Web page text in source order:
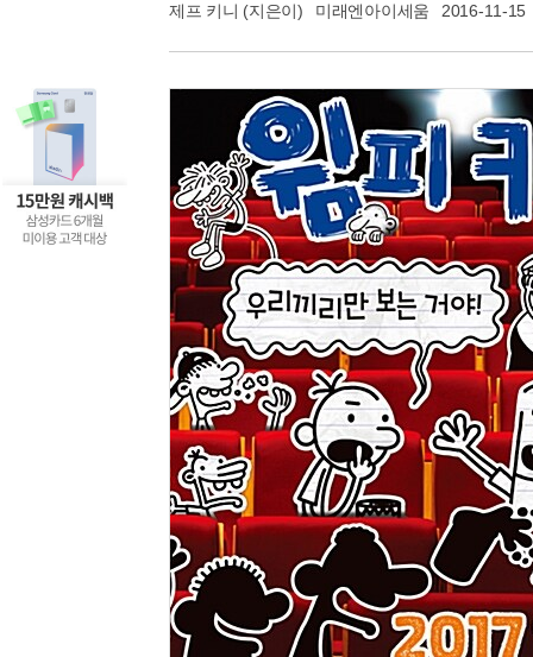
제프 키니 (지은이) 미래엔아이세움 2016-11-15